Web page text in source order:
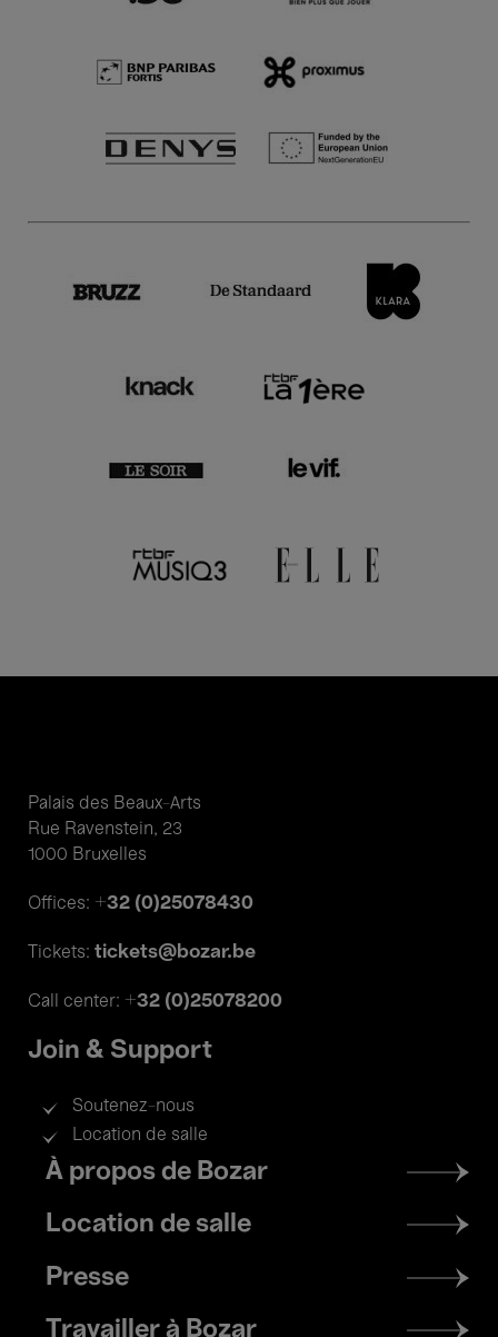
Palais des Beaux-Arts
Rue Ravenstein, 23
1000 Bruxelles
Offices: +32 (0)25078430
Tickets: tickets@bozar.be
Call center: +32 (0)25078200
Join & Support
Soutenez-nous
Location de salle
Footer
menu
À propos de Bozar
Location de salle
Presse
Travailler à Bozar